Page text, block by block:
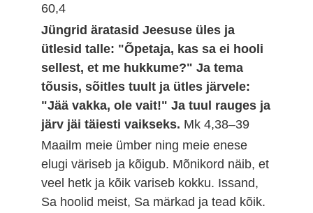
60,4
Jüngrid äratasid Jeesuse üles ja
ütlesid talle: "Õpetaja, kas sa ei hooli
sellest, et me hukkume?" Ja tema
tõusis, sõitles tuult ja ütles järvele:
"Jää vakka, ole vait!" Ja tuul rauges ja
järv jäi täiesti vaikseks. Mk 4,38–39
Maailm meie ümber ning meie enese
elugi väriseb ja kõigub. Mõnikord näib, et
veel hetk ja kõik variseb kokku. Issand,
Sa hoolid meist, Sa märkad ja tead kõik.